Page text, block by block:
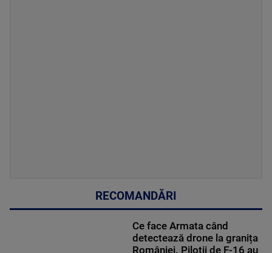
RECOMANDĂRI
Ce face Armata când
detectează drone la granița
României. Piloții de F-16 au